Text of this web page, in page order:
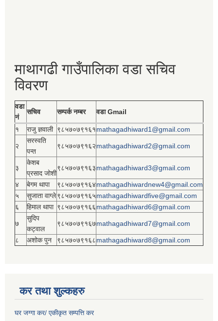
माथागढी गाउँपालिका वडा सचिव
विवरण
वडा
नं
सचिव सम्पर्क नम्बर वडा Gmail
१ राजु ज्ञवाली ९८५७०७९१६१mathagadhiward1@gmail.com
२
सरस्वति
पन्त
९८५७०७९१६२mathagadhiward2@gmail.com
३
केशब
प्रसाद जोशी
९८५७०७९१६३mathagadhiward3@gmail.com
४ बेगम थापा ९८५७०७९१६४mathagadhiwardnew4@gmail.com
५
सुजाता वाग्ले९८५७०७९१६५mathagadhiwardfive@gmail.com
६
हिमाल थापा ९८५७०७९१६६mathagadhiward6@gmail.com
७
सुदिप
कट्वाल
९८५७०७९१६७mathagadhiward7@gmail.com
८ अशोक पुन ९८५७०७९१६८mathagadhiward8@gmail.com
कर तथा शुल्कहरु
घर जग्गा कर/ एकीकृत सम्पत्ति कर